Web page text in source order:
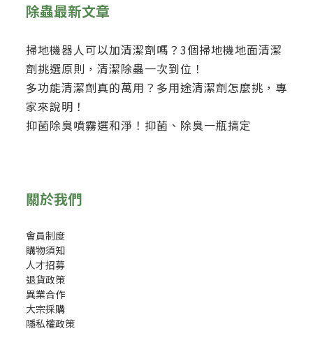
除蟲最新文章
掃地機器人可以加清潔劑嗎？3個掃地機地面清潔
劑挑選原則，清潔除蟲一次到位！
多功能清潔劑真的萬用？多用途清潔劑怎麼挑，專
家來說明！
抑菌除臭噴霧選和淨！抑菌、除臭一瓶搞定
關於我們
會員制度
購物須知
人才招募
退貨政策
異業合作
大宗採購
隱私權政策